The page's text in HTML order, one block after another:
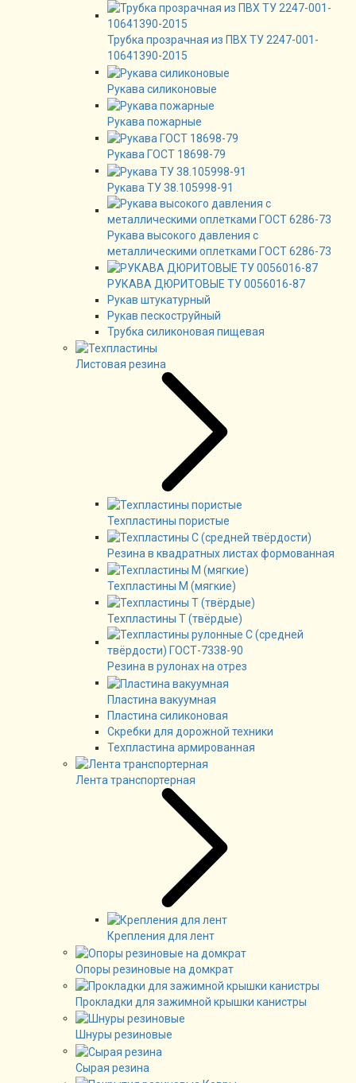
Трубка прозрачная из ПВХ ТУ 2247-001-
10641390-2015
Рукава силиконовые
Рукава пожарные
Рукава ГОСТ 18698-79
Рукава ТУ 38.105998-91
Рукава высокого давления с
металлическими оплетками ГОСТ 6286-73
РУКАВА ДЮРИТОВЫЕ ТУ 0056016-87
Рукав штукатурный
Рукав пескоструйный
Трубка силиконовая пищевая
Листовая резина
Техпластины пористые
Резина в квадратных листах формованная
Техпластины М (мягкие)
Техпластины Т (твёрдые)
Резина в рулонах на отрез
Пластина вакуумная
Пластина силиконовая
Скребки для дорожной техники
Техпластина армированная
Лента транспортерная
Крепления для лент
Опоры резиновые на домкрат
Прокладки для зажимной крышки канистры
Шнуры резиновые
Сырая резина